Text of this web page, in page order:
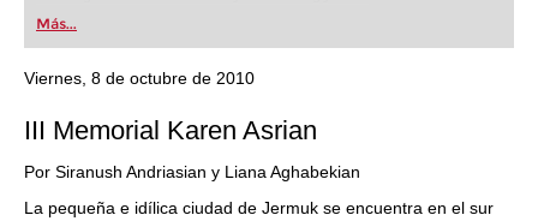
first steps into the world of club chess, or already
playing at a tournament level: with FRITZ, you can
train more efficiently, intelligently and with a
more personalised approach than ever before.
Más...
Viernes, 8 de octubre de 2010
III Memorial Karen Asrian
Por Siranush Andriasian y Liana Aghabekian
La pequeña e idílica ciudad de Jermuk se encuentra en el sur